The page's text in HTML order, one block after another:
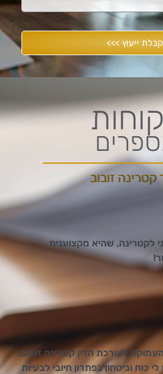
ייעוץ >>>
קטרינה זובוב
לקטרינה, שהיא מקצוענית
לעורכת הדין קטרינה זובוב.
כוח וביטחון בפתרון חיובי לבעיות